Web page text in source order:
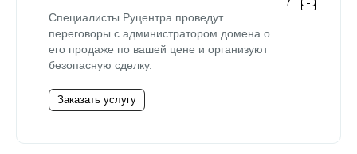
Специалисты Руцентра проведут
переговоры с администратором домена о
его продаже по вашей цене и организуют
безопасную сделку.
Заказать услугу